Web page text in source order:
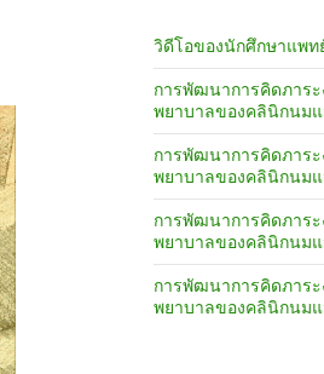
วิดีโอของนักศึกษาแพท
การพัฒนาการคิดภาร
พยาบาลของคลินิกนม
การพัฒนาการคิดภาร
พยาบาลของคลินิกนม
การพัฒนาการคิดภาร
พยาบาลของคลินิกนม
การพัฒนาการคิดภาร
พยาบาลของคลินิกนม